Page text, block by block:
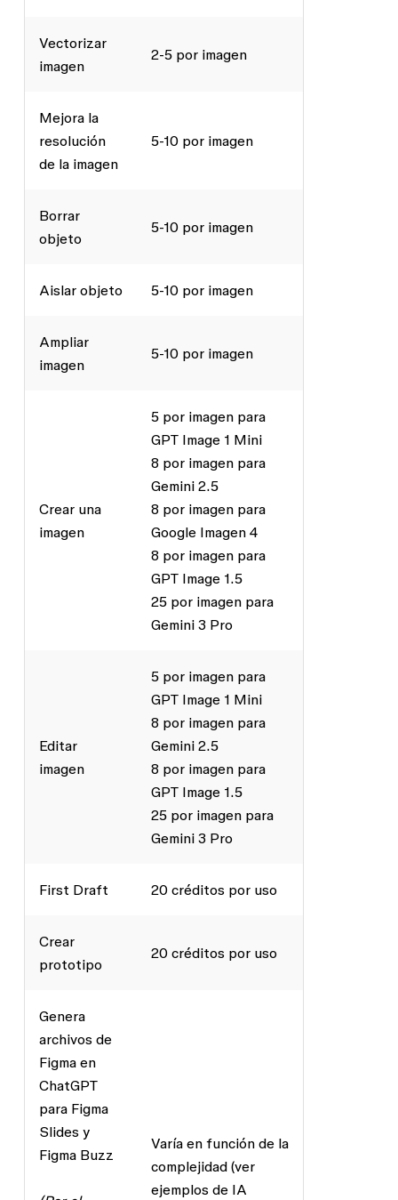
Vectorizar
imagen
2-5 por imagen
Mejora la
resolución
de la imagen
5-10 por imagen
Borrar
objeto
5-10 por imagen
Aislar objeto 5-10 por imagen
Ampliar
imagen
5-10 por imagen
Crear una
imagen
5 por imagen para
GPT Image 1 Mini
8 por imagen para
Gemini 2.5
8 por imagen para
Google Imagen 4
8 por imagen para
GPT Image 1.5
25 por imagen para
Gemini 3 Pro
Editar
imagen
5 por imagen para
GPT Image 1 Mini
8 por imagen para
Gemini 2.5
8 por imagen para
GPT Image 1.5
25 por imagen para
Gemini 3 Pro
First Draft 20 créditos por uso
Crear
prototipo
20 créditos por uso
Genera
archivos de
Figma en
ChatGPT
para Figma
Slides y
Figma Buzz
Varía en función de la
complejidad (ver
ejemplos de IA